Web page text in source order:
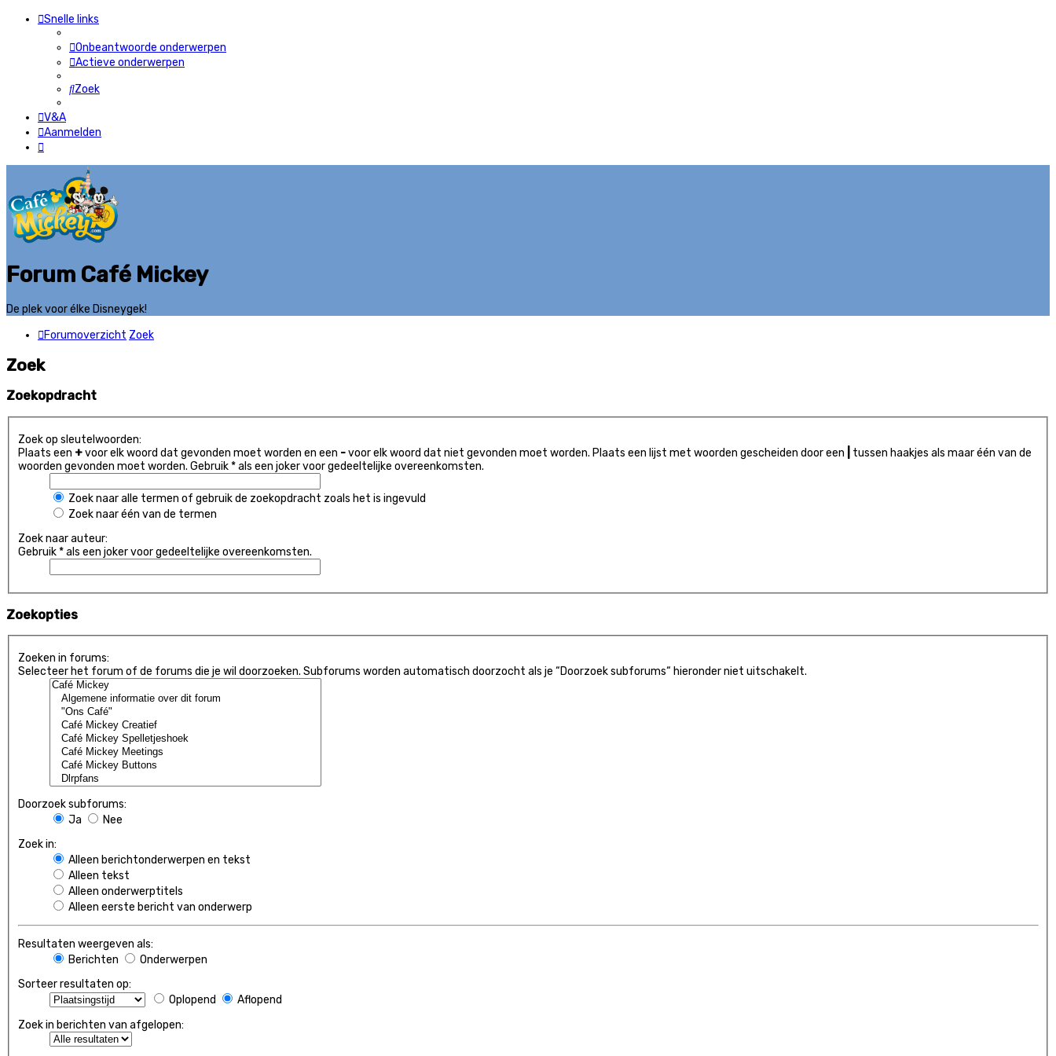
Snelle links
Onbeantwoorde onderwerpen
Actieve onderwerpen
Zoek
V&A
Aanmelden
Forum Café Mickey
De plek voor élke Disneygek!
Forumoverzicht Zoek
Zoek
Zoekopdracht
Zoek op sleutelwoorden:
Plaats een +voor elk woord dat gevonden moet worden en een -voor elk woord dat niet gevonden moet worden. Plaats een lijst met woorden gescheiden door een
tussen haakjes als maar één van de
woorden gevonden moet worden. Gebruik * als een joker voor gedeeltelijke overeenkomsten.
Zoek naar alle termen of gebruik de zoekopdracht zoals het is ingevuld
Zoek naar één van de termen
Zoek naar auteur:
Gebruik * als een joker voor gedeeltelijke overeenkomsten.
Zoekopties
Zoeken in forums:
Selecteer het forum of de forums die je wil doorzoeken. Subforums worden automatisch doorzocht als je “Doorzoek subforums“ hieronder niet uitschakelt.
Doorzoek subforums:
Ja
Nee
Zoek in:
Alleen berichtonderwerpen en tekst
Alleen tekst
Alleen onderwerptitels
Alleen eerste bericht van onderwerp
Resultaten weergeven als:
Berichten
Onderwerpen
Sorteer resultaten op:
Oplopend
Aflopend
Zoek in berichten van afgelopen: